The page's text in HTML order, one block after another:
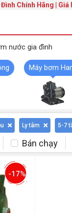
Chính Hãng | Giá
nước gia đình
Máy bơm
Ly tâm 5-7
Bán chạy
-17%